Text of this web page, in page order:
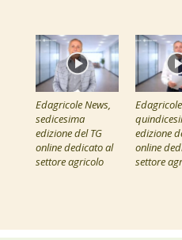
Edagricole News,
sedicesima
edizione del TG
online dedicato al
settore agricolo
edizione
online
settore